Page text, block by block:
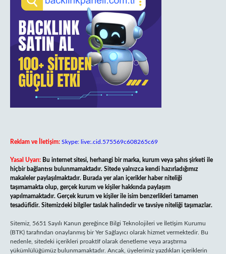
Reklam ve İletişim: Skype: live:.cid.575569c608265c69
Yasal Uyarı: Bu internet sitesi, herhangi bir marka, kurum veya şahıs şirketi ile
hiçbir bağlantısı bulunmamaktadır. Sitede yalnızca kendi hazırladığımız
makaleler paylaşılmaktadır. Burada yer alan içerikler haber niteliği
taşımamakta olup, gerçek kurum ve kişiler hakkında paylaşım
yapılmamaktadır. Gerçek kurum ve kişiler ile isim benzerlikleri tamamen
tesadüfidir. Sitemizdeki bilgiler taslak halindedir ve tavsiye niteliği taşımazlar.
Sitemiz, 5651 Sayılı Kanun gereğince Bilgi Teknolojileri ve İletişim Kurumu
(BTK) tarafından onaylanmış bir Yer Sağlayıcı olarak hizmet vermektedir. Bu
nedenle, sitedeki içerikleri proaktif olarak denetleme veya araştırma
yükümlülüğümüz bulunmamaktadır. Ancak, üyelerimiz yazdıkları içeriklerin